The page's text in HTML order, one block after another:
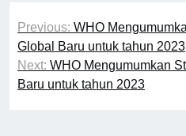
Post
navigation
Previous: WHO
Global Baru untuk tahun 2023
Next: WHO Mengumumkan
Baru untuk tahun 2023